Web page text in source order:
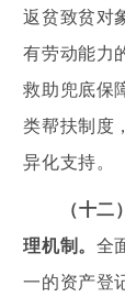
返贫致贫对
有劳动能力
救助兜底保
类帮扶制度
异化支持。
（十
理机制。 全
一的资产登